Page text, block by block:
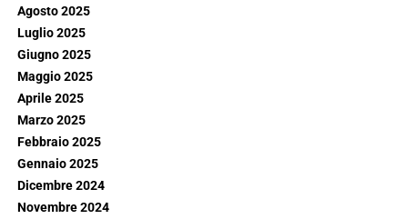
Agosto 2025
Luglio 2025
Giugno 2025
Maggio 2025
Aprile 2025
Marzo 2025
Febbraio 2025
Gennaio 2025
Dicembre 2024
Novembre 2024